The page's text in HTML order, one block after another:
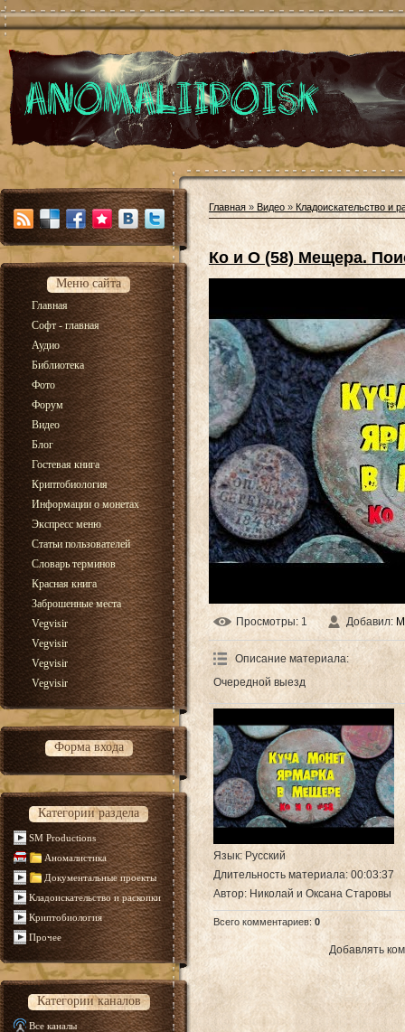
Меню сайта
Главная
Софт - главная
Аудио
Библиотека
Фото
Форум
Видео
Блог
Гостевая книга
Криптобиология
Информации о монетах
Экспресс меню
Статьи пользователей
Словарь терминов
Красная книга
Заброшенные места
Vegvisir
Vegvisir
Vegvisir
Vegvisir
Форма входа
Категории раздела
SM Productions
Аномалистика
Документальные проекты
Кладоискательство и раскопки
Криптобиология
Прочее
Категории каналов
Все каналы
Главная » Видео » Кладоискательство и
Ко и О (58) Мещера.
Просмотры: 1 Добавил:
Описание материала:
Очередной выезд
Язык: Русский
Длительность материала: 00:03:37
Автор: Николай и Оксана Старовы
Всего комментариев: 0
Добавлять